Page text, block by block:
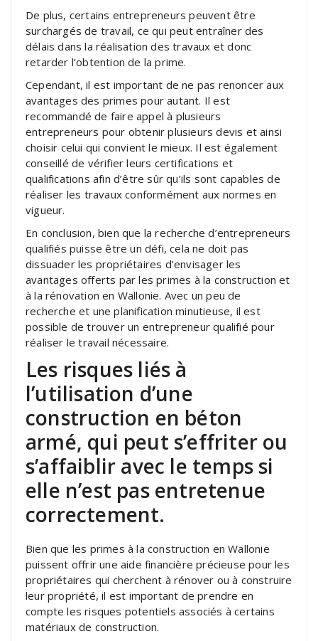
De plus, certains entrepreneurs peuvent être
surchargés de travail, ce qui peut entraîner des
délais dans la réalisation des travaux et donc
retarder l’obtention de la prime.
Cependant, il est important de ne pas renoncer aux
avantages des primes pour autant. Il est
recommandé de faire appel à plusieurs
entrepreneurs pour obtenir plusieurs devis et ainsi
choisir celui qui convient le mieux. Il est également
conseillé de vérifier leurs certifications et
qualifications afin d’être sûr qu’ils sont capables de
réaliser les travaux conformément aux normes en
vigueur.
En conclusion, bien que la recherche d’entrepreneurs
qualifiés puisse être un défi, cela ne doit pas
dissuader les propriétaires d’envisager les
avantages offerts par les primes à la construction et
à la rénovation en Wallonie. Avec un peu de
recherche et une planification minutieuse, il est
possible de trouver un entrepreneur qualifié pour
réaliser le travail nécessaire.
Les risques liés à
l’utilisation d’une
construction en béton
armé, qui peut s’effriter ou
s’affaiblir avec le temps si
elle n’est pas entretenue
correctement.
Bien que les primes à la construction en Wallonie
puissent offrir une aide financière précieuse pour les
propriétaires qui cherchent à rénover ou à construire
leur propriété, il est important de prendre en
compte les risques potentiels associés à certains
matériaux de construction.